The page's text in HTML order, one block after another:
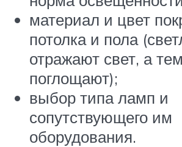
материал и цвет
потолка и пола
отражают свет, а
поглощают);
выбор типа ламп и
сопутствующего им
оборудования.